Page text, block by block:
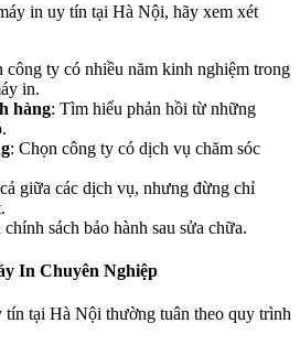
in uy tín tại Hà Nội, hãy xem xét
công ty có nhiều năm kinh nghiệm trong
in.
hàng: Tìm hiểu phản hồi từ những
: Chọn công ty có dịch vụ chăm sóc
giữa các dịch vụ, nhưng đừng chỉ
sách bảo hành sau sửa chữa.
In Chuyên Nghiệp
tại Hà Nội thường tuân theo quy trình